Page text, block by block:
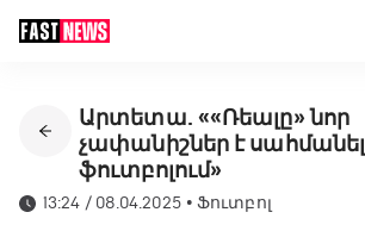
Արտետա. ««Ռեալը» նոր
չափանիշներ է սահմանել
ֆուտբոլում»
13:24 / 08.04.2025 •Ֆուտբոլ